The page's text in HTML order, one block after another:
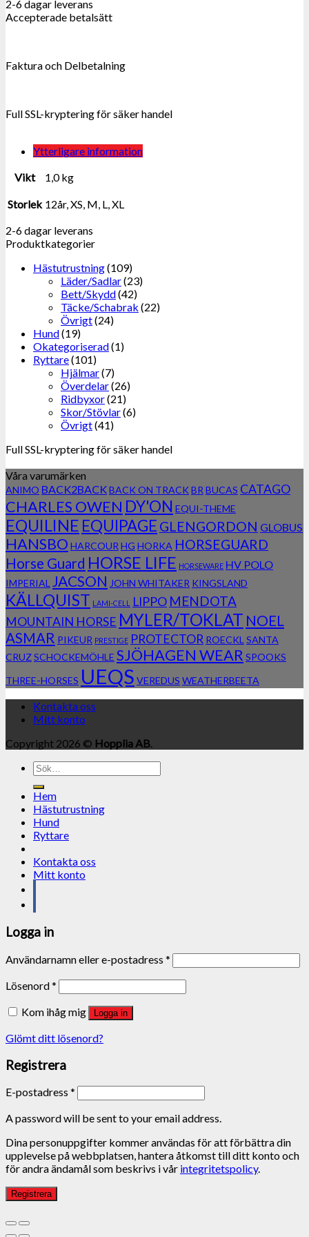
2-6 dagar leverans
Accepterade betalsätt
Faktura och Delbetalning
Full SSL-kryptering för säker handel
Ytterligare information
Vikt
1,0 kg
Storlek 12år, XS, M, L, XL
2-6 dagar leverans
Produktkategorier
Hästutrustning(109)
Läder/Sadlar(23)
Bett/Skydd(42)
Täcke/Schabrak (22)
Övrigt(24)
Hund(19)
Okategoriserad(1)
Ryttare(101)
Hjälmar(7)
Överdelar(26)
Ridbyxor(21)
Skor/Stövlar(6)
Övrigt(41)
Full SSL-kryptering för säker handel
Våra varumärken
ANIMO BACK2BACKBACK ON TRACK BR BUCAS CATAGO
CHARLES OWEN DY'ON EQUI-THEME
EQUILINE EQUIPAGE GLENGORDON GLOBUS
HANSBO HARCOUR HG HORKA HORSEGUARD
Horse Guard HORSE LIFE HORSEWARE HV POLO
IMPERIAL JACSON JOHN WHITAKER KINGSLAND
KÄLLQUIST LAMI-CELL LIPPO MENDOTA
MOUNTAIN HORSE MYLER/TOKLAT NOEL
ASMAR PIKEUR PRESTIGE PROTECTOR ROECKL SANTA
CRUZSCHOCKEMÖHLE SJÖHAGEN WEAR SPOOKS
THREE-HORSES UEQS VEREDUS WEATHERBEETA
Kontakta oss
Mitt konto
Copyright 2026 © Hopplia AB.
Sök
efter:
Hem
Hästutrustning
Hund
Ryttare
Kontakta oss
Mitt konto
Logga in
Användarnamn eller e-postadress *
Lösenord*
Kom ihåg mig
Logga in
Glömt ditt lösenord?
Registrera
E-postadress *
A password will be sent to your email address.
Dina personuppgifter kommer användas för att förbättra din
upplevelse på webbplatsen, hantera åtkomst till ditt konto och
för andra ändamål som beskrivs i vår integritetspolicy.
Registrera